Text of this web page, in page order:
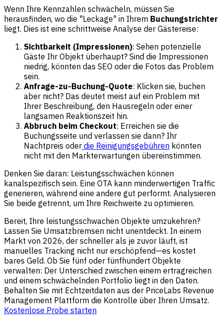
Wenn Ihre Kennzahlen schwächeln, müssen Sie
herausfinden, wo die "Leckage" in Ihrem Buchungstrichter
liegt. Dies ist eine schrittweise Analyse der Gästereise:
Sichtbarkeit (Impressionen): Sehen potenzielle
Gäste Ihr Objekt überhaupt? Sind die Impressionen
niedrig, könnten das SEO oder die Fotos das Problem
sein.
Anfrage-zu-Buchung-Quote: Klicken sie, buchen
aber nicht? Das deutet meist auf ein Problem mit
Ihrer Beschreibung, den Hausregeln oder einer
langsamen Reaktionszeit hin.
Abbruch beim Checkout: Erreichen sie die
Buchungsseite und verlassen sie dann? Ihr
Nachtpreis oder die Reinigungsgebühren könnten
nicht mit den Markterwartungen übereinstimmen.
Denken Sie daran: Leistungsschwächen können
kanalspezifisch sein. Eine OTA kann minderwertigen Traffic
generieren, während eine andere gut performt. Analysieren
Sie beide getrennt, um Ihre Reichweite zu optimieren.
Bereit, Ihre leistungsschwachen Objekte umzukehren?
Lassen Sie Umsatzbremsen nicht unentdeckt. In einem
Markt von 2026, der schneller als je zuvor läuft, ist
manuelles Tracking nicht nur erschöpfend—es kostet
bares Geld. Ob Sie fünf oder fünfhundert Objekte
verwalten: Der Unterschied zwischen einem ertragreichen
und einem schwächelnden Portfolio liegt in den Daten.
Behalten Sie mit Echtzeitdaten aus der PriceLabs Revenue
Management Plattform die Kontrolle über Ihren Umsatz.
Kostenlose Probe starten